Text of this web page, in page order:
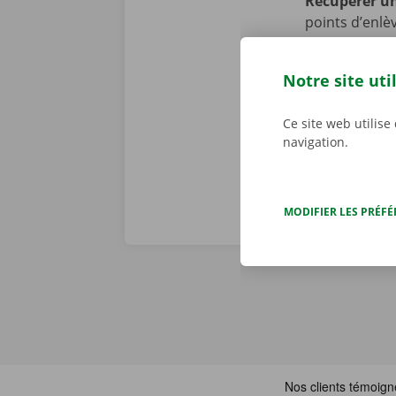
points
facilement
Service Shop
Notre site
Ce site web
navigation.
MODIFIER LES